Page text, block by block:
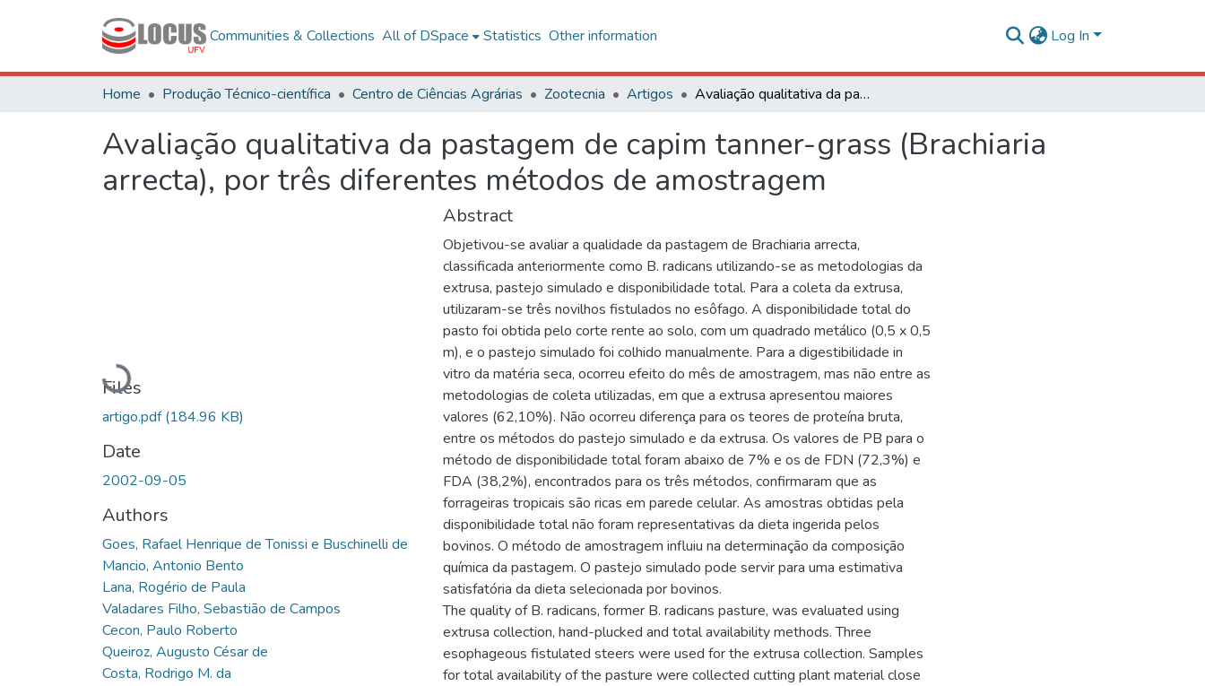
Communities & Collections All of DSpace Statistics Other information Log In
Home Produção Técnico-científica Centro de Ciências Agrárias Zootecnia Artigos Avaliação qualitativa da pastagem de capim tanner-grass (Brachiaria arrecta), por três diferentes métodos de amostragem
Avaliação qualitativa da pastagem de capim tanner-grass (Brachiaria
arrecta), por três diferentes métodos de amostragem
Loading...
Files
artigo.pdf(184.96 KB)
Date
2002-09-05
Authors
Goes, Rafael Henrique de Tonissi e Buschinelli de
Mancio, Antonio Bento
Lana, Rogério de Paula
Valadares Filho, Sebastião de Campos
Cecon, Paulo Roberto
Queiroz, Augusto César de
Costa, Rodrigo M. da
Abstract
Objetivou-se avaliar a qualidade da pastagem de Brachiaria arrecta,
classificada anteriormente como B. radicans utilizando-se as metodologias da
extrusa, pastejo simulado e disponibilidade total. Para a coleta da extrusa,
utilizaram-se três novilhos fistulados no esôfago. A disponibilidade total do
pasto foi obtida pelo corte rente ao solo, com um quadrado metálico (0,5 x 0,5
m), e o pastejo simulado foi colhido manualmente. Para a digestibilidade in
vitro da matéria seca, ocorreu efeito do mês de amostragem, mas não entre as
metodologias de coleta utilizadas, em que a extrusa apresentou maiores
valores (62,10%). Não ocorreu diferença para os teores de proteína bruta,
entre os métodos do pastejo simulado e da extrusa. Os valores de PB para o
método de disponibilidade total foram abaixo de 7% e os de FDN (72,3%) e
FDA (38,2%), encontrados para os três métodos, confirmaram que as
forrageiras tropicais são ricas em parede celular. As amostras obtidas pela
disponibilidade total não foram representativas da dieta ingerida pelos
bovinos. O método de amostragem influiu na determinação da composição
química da pastagem. O pastejo simulado pode servir para uma estimativa
satisfatória da dieta selecionada por bovinos.
The quality of B. radicans, former B. radicans pasture, was evaluated using
extrusa collection, hand-plucked and total availability methods. Three
esophageous fistulated steers were used for the extrusa collection. Samples
for total availability of the pasture were collected cutting plant material close